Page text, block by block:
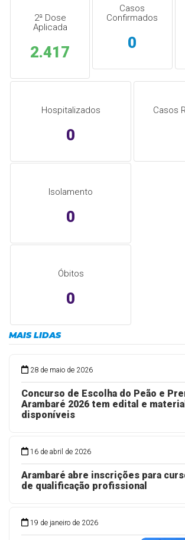
2ª Dose
Aplicada
2.417
Casos
Confirmados
0
Hospitalizados
0
Isolamento
0
Óbitos
0
Casos
MAIS LIDAS
28 de maio de 2026
Concurso de Escolha do Peão e
Arambaré 2026 tem edital e
disponíveis
16 de abril de 2026
Arambaré abre inscrições para
de qualificação profissional
19 de janeiro de 2026